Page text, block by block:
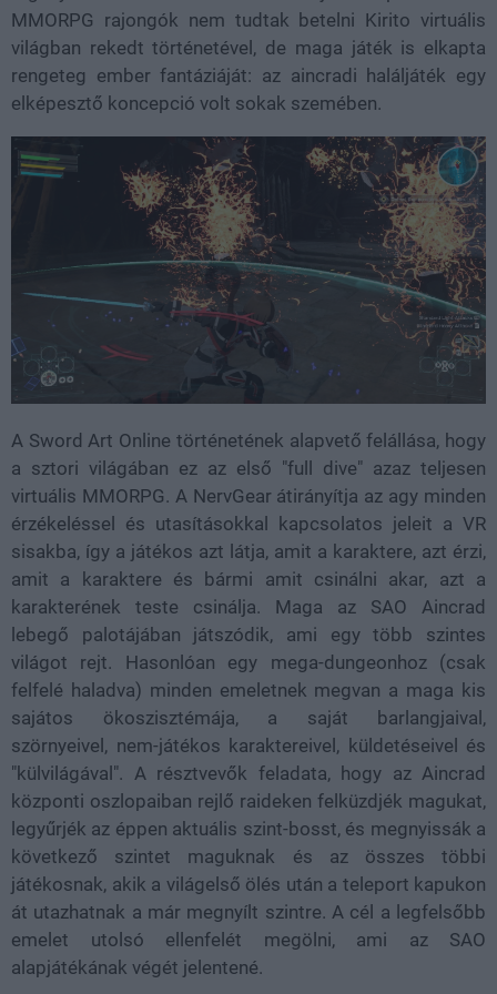
MMORPG rajongók nem tudtak betelni Kirito virtuális
világban rekedt történetével, de maga játék is elkapta
rengeteg ember fantáziáját: az aincradi haláljáték egy
elképesztő koncepció volt sokak szemében.
A Sword Art Online történetének alapvető felállása, hogy
a sztori világában ez az első "full dive" azaz teljesen
virtuális MMORPG. A NervGear átirányítja az agy minden
érzékeléssel és utasításokkal kapcsolatos jeleit a VR
sisakba, így a játékos azt látja, amit a karaktere, azt érzi,
amit a karaktere és bármi amit csinálni akar, azt a
karakterének teste csinálja. Maga az SAO Aincrad
lebegő palotájában játszódik, ami egy több szintes
világot rejt. Hasonlóan egy mega-dungeonhoz (csak
felfelé haladva) minden emeletnek megvan a maga kis
sajátos ökoszisztémája, a saját barlangjaival,
szörnyeivel, nem-játékos karaktereivel, küldetéseivel és
"külvilágával". A résztvevők feladata, hogy az Aincrad
központi oszlopaiban rejlő raideken felküzdjék magukat,
legyűrjék az éppen aktuális szint-bosst, és megnyissák a
következő szintet maguknak és az összes többi
játékosnak, akik a világelső ölés után a teleport kapukon
át utazhatnak a már megnyílt szintre. A cél a legfelsőbb
emelet utolsó ellenfelét megölni, ami az SAO
alapjátékának végét jelentené.